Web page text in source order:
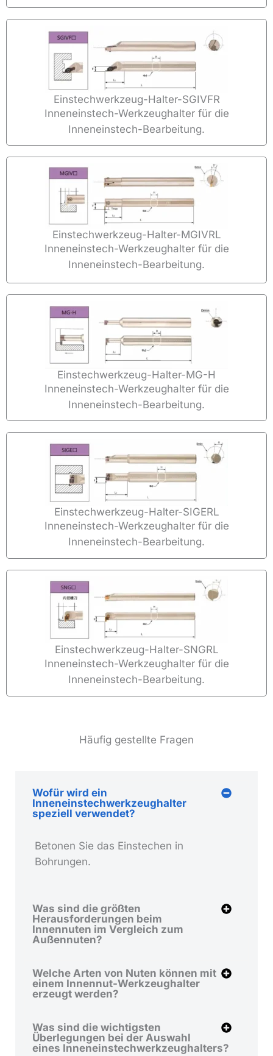
Einstechwerkzeug-Halter-SGIVFR
Inneneinstech-Werkzeughalter für die
Inneneinstech-Bearbeitung.
Einstechwerkzeug-Halter-MGIVRL
Inneneinstech-Werkzeughalter für die
Inneneinstech-Bearbeitung.
Einstechwerkzeug-Halter-MG-H
Inneneinstech-Werkzeughalter für die
Inneneinstech-Bearbeitung.
Einstechwerkzeug-Halter-SIGERL
Inneneinstech-Werkzeughalter für die
Inneneinstech-Bearbeitung.
Einstechwerkzeug-Halter-SNGRL
Inneneinstech-Werkzeughalter für die
Inneneinstech-Bearbeitung.
Häufig gestellte Fragen
Wofür wird ein
Inneneinstechwerkzeughalter
speziell verwendet?
Betonen Sie das Einstechen in
Bohrungen.
Was sind die größten
Herausforderungen beim
Innennuten im Vergleich zum
Außennuten?
Welche Arten von Nuten können mit
einem Innennut-Werkzeughalter
erzeugt werden?
Was sind die wichtigsten
Überlegungen bei der Auswahl
eines Inneneinstechwerkzeughalters?